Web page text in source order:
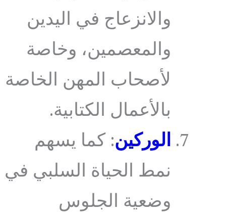
والانزعاج في اليدين
والمعصمين، وخاصة
لأصحاب المهن الخاصة
بالأعمال الكتابية.
الوركين: كما يسهم
نمط الحياة السلبي في
وضعية الجلوس